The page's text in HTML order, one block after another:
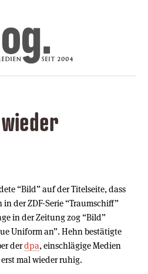
“Bild” auf der Titelseite, dass
der ZDF-Serie “Traumschiff”
in der Zeitung zog “Bild”
Uniform an”. Hehn bestätigte
derdpa, einschlägige Medien
mal wieder ruhig.